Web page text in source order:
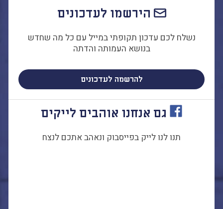
הורים
הורים וקהילות
חילוניות יישוביות
עם מורים
הירשמו לעדכונים
נשלח לכם עדכון תקופתי במייל עם כל מה שחדש
בנושא העמותה והדתה
להרשמה לעדכונים
גם אנחנו אוהבים לייקים
תנו לנו לייק בפייסבוק ונאהב אתכם לנצח